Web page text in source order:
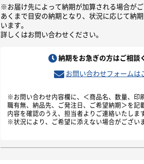
※お届け先によって納期が加算される場合がご
あくまで目安の納期となり、状況に応じて納
います。
詳しくはお問い合わせください。
納期をお急ぎの方はご相談
お問い合わせフォームは
※お問い合わせ内容欄に、＜商品名、数量、印
職有無、納品先、ご発注日、ご希望納期＞を記
内容を確認のうえ、担当者よりご連絡いたしま
※状況により、ご希望に添えない場合がござい